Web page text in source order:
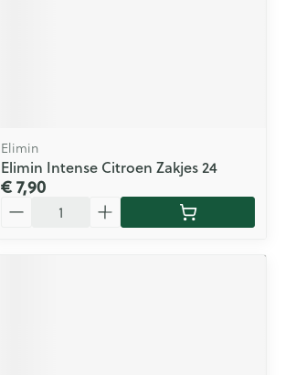
Elimin
Elimin Intense Citroen Zakjes 24
€ 7,90